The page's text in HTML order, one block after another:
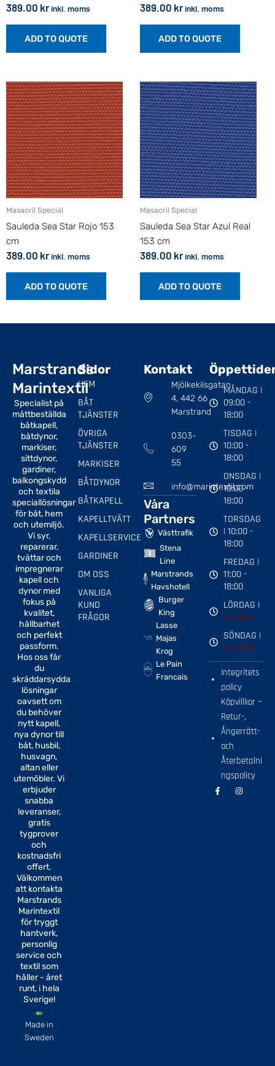
389.00 krinkl. moms
ADD TO QUOTE
389.00 krinkl. moms
ADD TO QUOTE
Masacril Special
Sauleda Sea Star Rojo 153
cm
389.00 krinkl. moms
ADD TO QUOTE
Masacril Special
Sauleda Sea Star Azul Real
153 cm
389.00 krinkl. moms
ADD TO QUOTE
Marstrands
Marintextil
Specialist på
måttbeställda
båtkapell,
båtdynor,
markiser,
sittdynor,
gardiner,
balkongskydd
och textila
speciallösningar
för båt, hem
och utemiljö.
Vi syr,
reparerar,
tvättar och
impregnerar
kapell och
dynor med
fokus på
kvalitet,
hållbarhet
och perfekt
passform.
Hos oss får
du
skräddarsydda
lösningar
oavsett om
du behöver
nytt kapell,
nya dynor till
båt, husbil,
husvagn,
altan eller
utemöbler. Vi
erbjuder
snabba
leveranser,
gratis
tygprover
och
kostnadsfri
offert.
Välkommen
att kontakta
Marstrands
Marintextil
för tryggt
hantverk,
personlig
service och
textil som
håller - året
runt, i hela
Sverige!
Made in
Sweden
Sidor
HEM
BÅT
TJÄNSTER
ÖVRIGA
TJÄNSTER
MARKISER
BÅTDYNOR
BÅTKAPELL
KAPELLTVÄTT
KAPELLSERVICE
GARDINER
OM OSS
VANLIGA
KUND
FRÅGOR
Kontakt
Mjölkekilsgatan
4, 442 66
Marstrand
0303-
609
55
info@marintextil.com
Våra
Partners
Västtrafik
Stena
Line
Marstrands
Havshotell
Burger
King
Lasse
Majas
Krog
Le Pain
Francais
MÅNDAG |
09:00 -
18:00
TISDAG |
10:00 -
18:00
ONSDAG |
10:00 -
18:00
TORSDAG
| 10:00 -
18:00
FREDAG |
11:00 -
18:00
LÖRDAG |
STÄNGT
SÖNDAG |
STÄNGT
Integritets
policy
Köpvillkor –
Retur-,
Ångerrätt-
och
Återbetalni
ngspolicy
F
a
I
n